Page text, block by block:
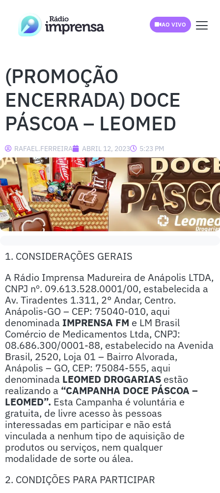
AO VIVO
(PROMOÇÃO
ENCERRADA) DOCE
PÁSCOA – LEOMED
RAFAEL.FERREIRA ABRIL 12, 2023 5:23 PM
1. CONSIDERAÇÕES GERAIS
A Rádio Imprensa Madureira de Anápolis LTDA,
CNPJ nº. 09.613.528.0001/00, estabelecida a
Av. Tiradentes 1.311, 2° Andar, Centro.
Anápolis-GO – CEP: 75040-010, aqui
denominada IMPRENSA FM e LM Brasil
Comércio de Medicamentos Ltda, CNPJ:
08.686.300/0001-88, estabelecido na Avenida
Brasil, 2520, Loja 01 – Bairro Alvorada,
Anápolis – GO, CEP: 75084-555, aqui
denominada LEOMED DROGARIAS estão
realizando a “CAMPANHA DOCE PÁSCOA –
LEOMED”. Esta Campanha é voluntária e
gratuita, de livre acesso às pessoas
interessadas em participar e não está
vinculada a nenhum tipo de aquisição de
produtos ou serviços, nem qualquer
modalidade de sorte ou álea.
2. CONDIÇÕES PARA PARTICIPAR